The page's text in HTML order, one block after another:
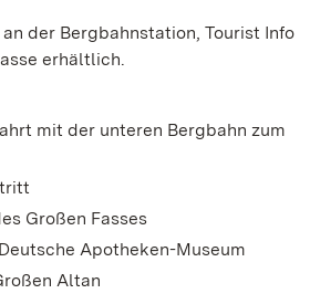
der Bergbahnstation, Tourist Info
erhältlich.
mit der unteren Bergbahn zum
Großen Fasses
Apotheken-Museum
Altan